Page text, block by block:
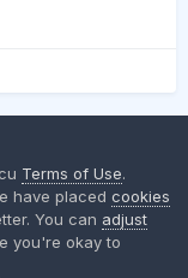
Terms of Use.
have placed cookies
You can adjust
you're okay to